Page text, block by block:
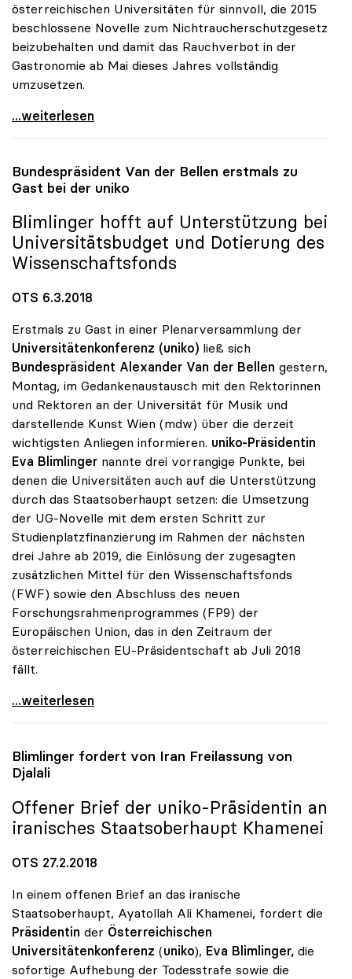
österreichischen Universitäten für sinnvoll, die 2015
beschlossene Novelle zum Nichtraucherschutzgesetz
beizubehalten und damit das Rauchverbot in der
Gastronomie ab Mai dieses Jahres vollständig
umzusetzen.
uniko-Plenum unterstützt Volksbegehren zum
...weiterlesen
Bundespräsident Van der Bellen erstmals zu
Gast bei der uniko
Blimlinger hofft auf Unterstützung bei
Universitätsbudget und Dotierung des
Wissenschaftsfonds
OTS 6.3.2018
Erstmals zu Gast in einer Plenarversammlung der
Universitätenkonferenz (uniko) ließ sich
Bundespräsident Alexander Van der Bellen gestern,
Montag, im Gedankenaustausch mit den Rektorinnen
und Rektoren an der Universität für Musik und
darstellende Kunst Wien (mdw) über die derzeit
wichtigsten Anliegen informieren. uniko-Präsidentin
Eva Blimlinger nannte drei vorrangige Punkte, bei
denen die Universitäten auch auf die Unterstützung
durch das Staatsoberhaupt setzen: die Umsetzung
der UG-Novelle mit dem ersten Schritt zur
Studienplatzfinanzierung im Rahmen der nächsten
drei Jahre ab 2019, die Einlösung der zugesagten
zusätzlichen Mittel für den Wissenschaftsfonds
(FWF) sowie den Abschluss des neuen
Forschungsrahmenprogrammes (FP9) der
Europäischen Union, das in den Zeitraum der
österreichischen EU-Präsidentschaft ab Juli 2018
fällt.
Bundespräsident Van der Bellen erstmals zu Gast
...weiterlesen
Blimlinger fordert von Iran Freilassung von
Djalali
Offener Brief der uniko-Präsidentin an
iranisches Staatsoberhaupt Khamenei
OTS 27.2.2018
In einem offenen Brief an das iranische
Staatsoberhaupt, Ayatollah Ali Khamenei, fordert die
Präsidentin der Österreichischen
Universitätenkonferenz (uniko), Eva Blimlinger, die
sofortige Aufhebung der Todesstrafe sowie die